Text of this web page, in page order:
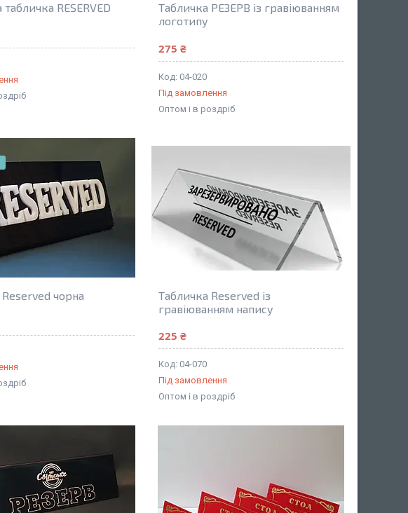
табличка RESERVED
Табличка РЕЗЕРВ із гравіюванням
логотипу
275 ₴
04-020
Під замовлення
Оптом і в роздріб
чорна
Табличка Reserved із
гравіюванням напису
225 ₴
04-070
Під замовлення
Оптом і в роздріб